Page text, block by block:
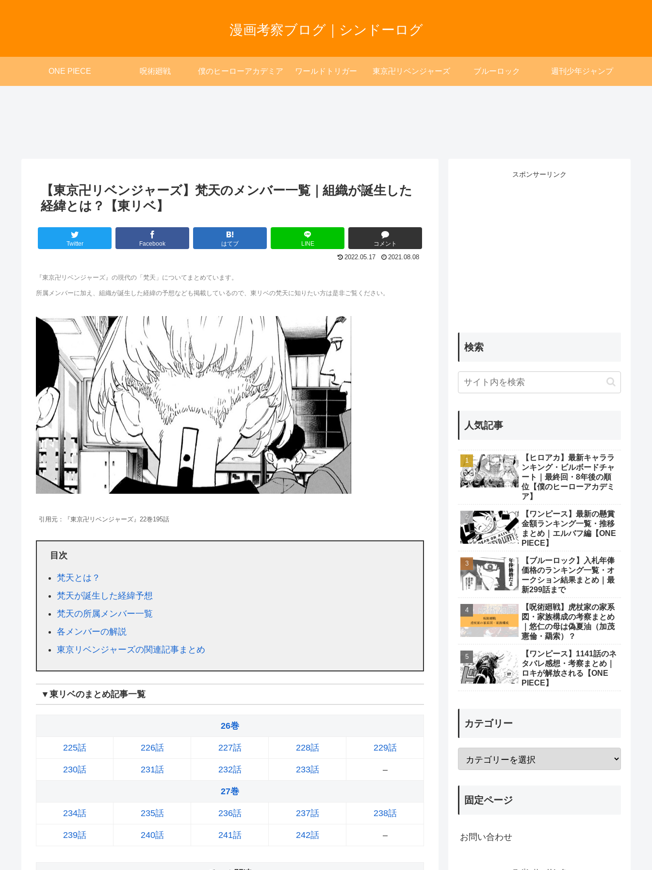
漫画考察ブログ｜シンドーログ
ONE PIECE 呪術廻戦 僕のヒーローアカデミア ワールドトリガー 東京卍リベンジャーズ ブルーロック 週刊少年ジャンプ
【東京卍リベンジャーズ】梵天のメンバー一覧｜組織が誕生した
経緯とは？【東リベ】
Twitter Facebook はてブ LINE コメント
2022.05.17 2021.08.08
『東京卍リベンジャーズ』の現代の「梵天」についてまとめています。
所属メンバーに加え、組織が誕生した経緯の予想なども掲載しているので、東リベの梵天に知りたい方は是非ご覧ください。
引用元：『東京卍リベンジャーズ』22巻195話
目次
梵天とは？
梵天が誕生した経緯予想
梵天の所属メンバー一覧
各メンバーの解説
東京リベンジャーズの関連記事まとめ
▼東リベのまとめ記事一覧
26巻
225話 226話 227話 228話 229話
230話 231話 232話 233話 –
27巻
234話 235話 236話 237話 238話
239話 240話 241話 242話 –
スポンサーリンク
検索
人気記事
【ヒロアカ】最新キャララ
ンキング・ビルボードチャ
ート｜最終回・8年後の順
位【僕のヒーローアカデミ
ア】
【ワンピース】最新の懸賞
金額ランキング一覧・推移
まとめ｜エルバフ編【ONE
PIECE】
【ブルーロック】入札年俸
価格のランキング一覧・オ
ークション結果まとめ｜最
新299話まで
【呪術廻戦】虎杖家の家系
図・家族構成の考察まとめ
｜悠仁の母は偽夏油（加茂
憲倫・羂索）？
【ワンピース】1141話のネ
タバレ感想・考察まとめ｜
ロキが解放される【ONE
PIECE】
カテゴリー
固定ページ
お問い合わせ